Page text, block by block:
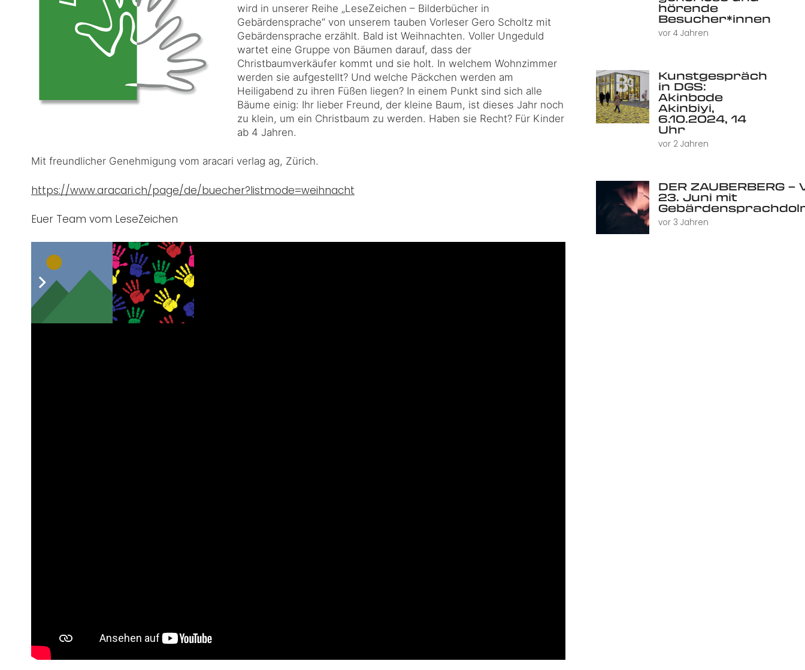
wird in unserer Reihe „LeseZeichen – Bilderbücher in
Gebärdensprache“ von unserem tauben Vorleser Gero Scholtz mit
Gebärdensprache erzählt. Bald ist Weihnachten. Voller Ungeduld
wartet eine Gruppe von Bäumen darauf, dass der
Christbaumverkäufer kommt und sie holt. In welchem Wohnzimmer
werden sie aufgestellt? Und welche Päckchen werden am
Heiligabend zu ihren Füßen liegen? In einem Punkt sind sich alle
Bäume einig: Ihr lieber Freund, der kleine Baum, ist dieses Jahr noch
zu klein, um ein Christbaum zu werden. Haben sie Recht? Für Kinder
ab 4 Jahren.
Mit freundlicher Genehmigung vom aracari verlag ag, Zürich.
https://www.aracari.ch/page/de/buecher?listmode=weihnacht
Euer Team vom LeseZeichen
hörende
Besucher*innen
vor 4 Jahren
Kunstgespräch
in DGS:
Akinbode
Akinbiyi,
6.10.2024, 14
Uhr
vor 2 Jahren
DER ZAUBERBERG
23. Juni mit
vor 3 Jahren